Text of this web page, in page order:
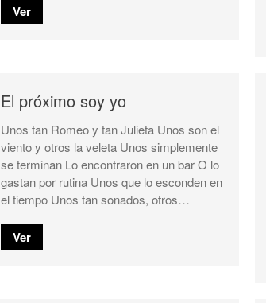
Ver
El próximo soy yo
Unos tan Romeo y tan Julieta Unos son el
viento y otros la veleta Unos simplemente
se terminan Lo encontraron en un bar O lo
gastan por rutina Unos que lo esconden en
el tiempo Unos tan sonados, otros…
Ver